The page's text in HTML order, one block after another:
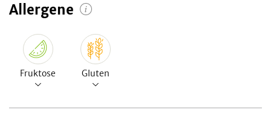
Allergene
Fruktose Gluten